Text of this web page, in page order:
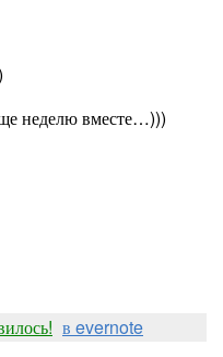
неделю вместе…)))
в evernote